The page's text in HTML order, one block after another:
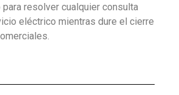
resolver cualquier consulta
eléctrico mientras dure el cierre